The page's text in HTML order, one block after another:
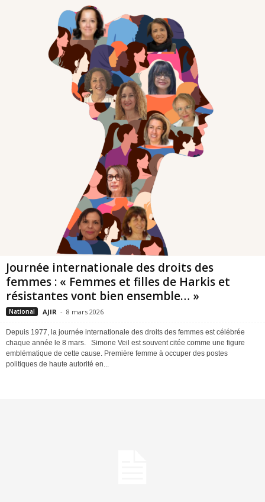
Journée internationale des droits des
femmes : « Femmes et filles de Harkis et
résistantes vont bien ensemble… »
National AJIR - 8 mars 2026
Depuis 1977, la journée internationale des droits des femmes est célébrée
chaque année le 8 mars. Simone Veil est souvent citée comme une figure
emblématique de cette cause. Première femme à occuper des postes
politiques de haute autorité en...